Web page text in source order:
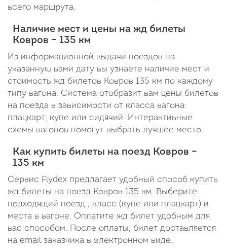
всего маршрута.
Наличие мест и цены на жд билеты
Ковров – 135 км
Из информационной выдачи поездов на
указанную вами дату вы узнаете наличие мест и
стоимость жд билетов Ковров 135 км по каждому
типу вагона. Система отобразит вам цены билетов
на поезда в зависимости от класса вагона:
плацкарт, купе или сидячий. Интерактивные
схемы вагонов помогут выбрать лучшее место.
Как купить билеты на поезд Ковров –
135 км
Сервис Flydex предлагает удобный способ купить
жд билеты на поезд Ковров 135 км. Выберите
подходящий поезд , класс (купе или плацкарт) и
места в вагоне. Оплатите жд билет удобным для
вас способом. После оплаты, билет доставляется
на email заказчика в электронном виде.